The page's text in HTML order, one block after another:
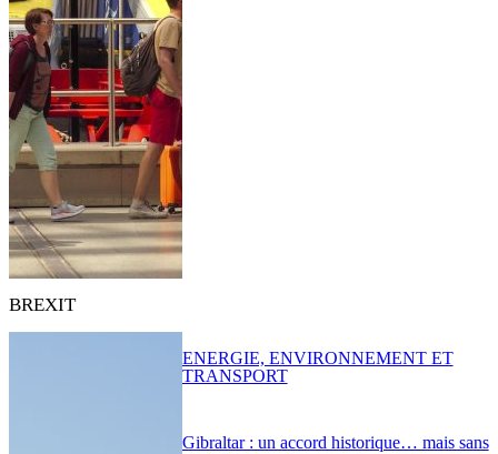
BREXIT
Gibraltar : un accord historique… mais sans
ENERGIE, ENVIRONNEMENT ET
TRANSPORT